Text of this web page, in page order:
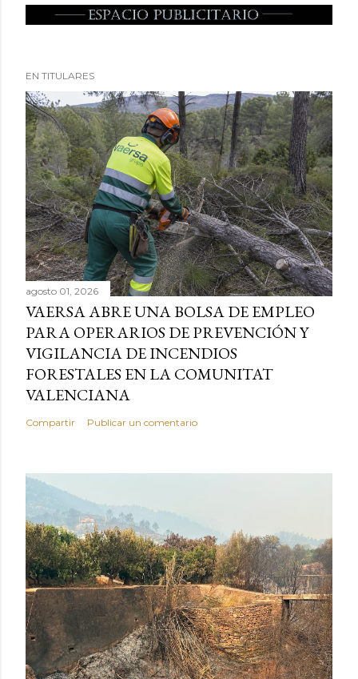
EN TITULARES
agosto 01, 2026
VAERSA ABRE UNA BOLSA DE EMPLEO
PARA OPERARIOS DE PREVENCIÓN Y
VIGILANCIA DE INCENDIOS
FORESTALES EN LA COMUNITAT
VALENCIANA
Compartir Publicar un comentario